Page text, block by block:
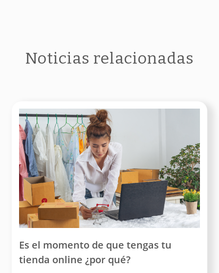
Noticias relacionadas
Es el momento de que tengas tu
tienda online ¿por qué?